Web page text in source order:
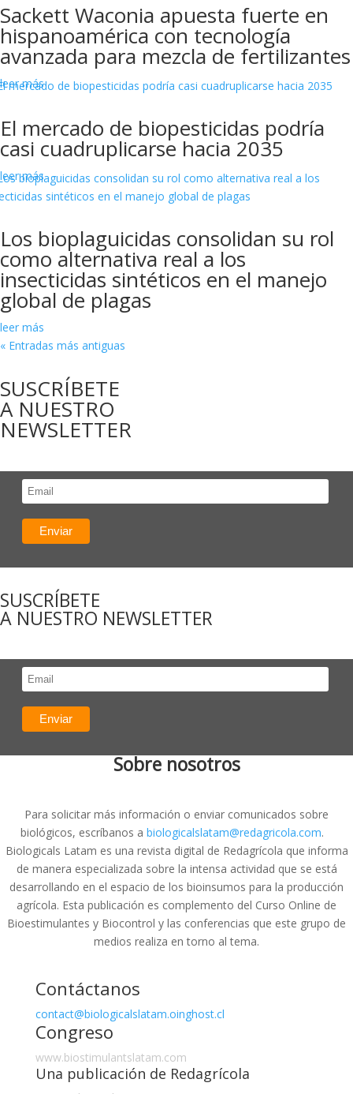
Sackett Waconia apuesta fuerte en
hispanoamérica con tecnología
avanzada para mezcla de fertilizantes
leer más
El mercado de biopesticidas podría
casi cuadruplicarse hacia 2035
leer más
Los bioplaguicidas consolidan su rol
como alternativa real a los
insecticidas sintéticos en el manejo
global de plagas
leer más
« Entradas más antiguas
SUSCRÍBETE
A NUESTRO
NEWSLETTER
SUSCRÍBETE
A NUESTRO NEWSLETTER
Sobre nosotros
Para solicitar más información o enviar comunicados sobre
biológicos, escríbanos a biologicalslatam@redagricola.com.
Biologicals Latam es una revista digital de Redagrícola que informa
de manera especializada sobre la intensa actividad que se está
desarrollando en el espacio de los bioinsumos para la producción
agrícola. Esta publicación es complemento del Curso Online de
Bioestimulantes y Biocontrol y las conferencias que este grupo de
medios realiza en torno al tema.
Contáctanos
contact@biologicalslatam.oinghost.cl
Congreso
www.biostimulantslatam.com
Una publicación de Redagrícola